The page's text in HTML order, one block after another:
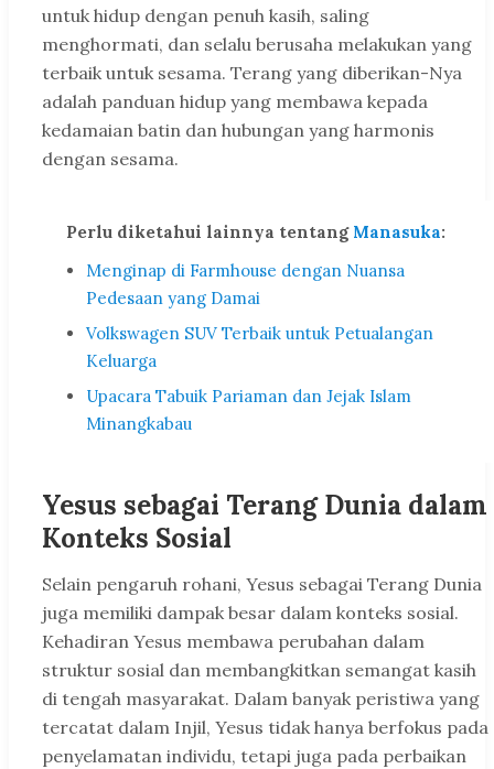
untuk hidup dengan penuh kasih, saling
menghormati, dan selalu berusaha melakukan yang
terbaik untuk sesama. Terang yang diberikan-Nya
adalah panduan hidup yang membawa kepada
kedamaian batin dan hubungan yang harmonis
dengan sesama.
Perlu diketahui lainnya tentang Manasuka:
Menginap di Farmhouse dengan Nuansa
Pedesaan yang Damai
Volkswagen SUV Terbaik untuk Petualangan
Keluarga
Upacara Tabuik Pariaman dan Jejak Islam
Minangkabau
Yesus sebagai Terang Dunia dalam
Konteks Sosial
Selain pengaruh rohani, Yesus sebagai Terang Dunia
juga memiliki dampak besar dalam konteks sosial.
Kehadiran Yesus membawa perubahan dalam
struktur sosial dan membangkitkan semangat kasih
di tengah masyarakat. Dalam banyak peristiwa yang
tercatat dalam Injil, Yesus tidak hanya berfokus pada
penyelamatan individu, tetapi juga pada perbaikan